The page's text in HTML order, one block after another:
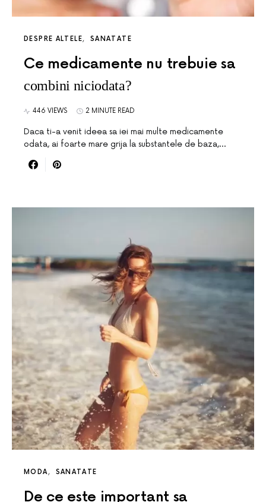
DESPRE ALTELE SANATATE
Ce medicamente nu trebuie sa
combini niciodata?
446 VIEWS 2 MINUTE READ
Daca ti-a venit ideea sa iei mai multe medicamente
odata, ai foarte mare grija la substantele de baza,…
MODA SANATATE
De ce este important sa